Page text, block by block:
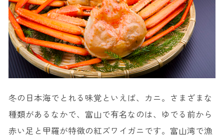
冬の日本海でとれる味覚といえば、カニ。さまざまな
種類があるなかで、富山で有名なのは、ゆでる前から
赤い足と甲羅が特徴の紅ズワイガニです。富山湾で漁